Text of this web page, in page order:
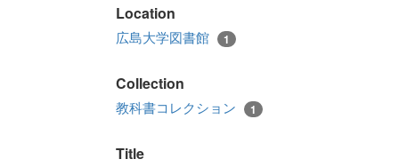
Location
広島大学図書館 1
Collection
教科書コレクション 1
Title